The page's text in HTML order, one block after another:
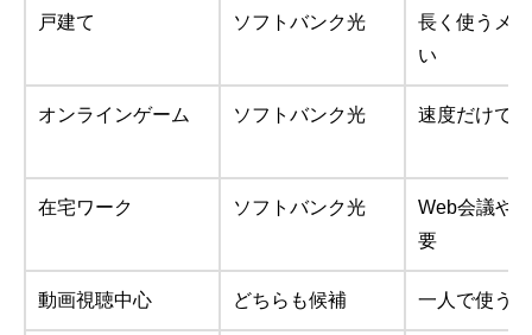
戸建て ソフトバンク光
長く使うメ
い
オンラインゲーム ソフトバンク光 速度だけで
在宅ワーク ソフトバンク光
Web会議や
要
動画視聴中心 どちらも候補 一人で使う